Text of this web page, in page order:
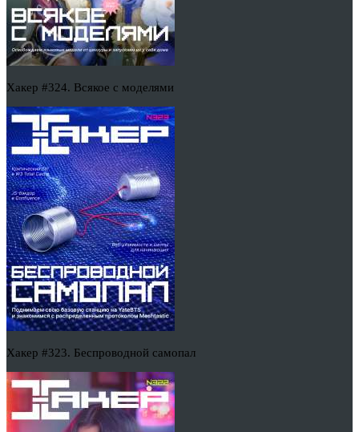
Хакер #324. Всякое с моделями
Хакер #323. Беспроводной самопал